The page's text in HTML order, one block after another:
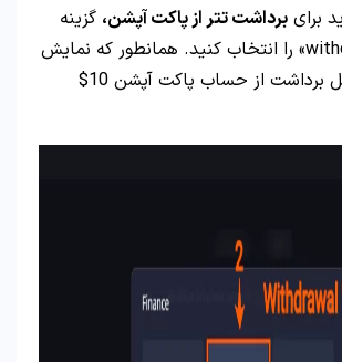
برداشت تتر از پاکت آپشن، گزینه
«برداشت withdrawal» را انتخاب کنید. همانطور که نمایش
داده شده، حداقل برداشت از حساب پاکت آپشن 10$